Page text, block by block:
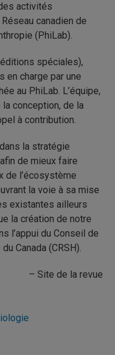
activités
canadien de
(PhiLab).
spéciales),
en charge par une
au PhiLab. L’équipe,
conception, de la
à contribution.
la stratégie
de mieux faire
de l’écosystème
la voie à sa mise
existantes ailleurs
la création de notre
l’appui du Conseil de
Canada (CRSH).
– Site de la revue